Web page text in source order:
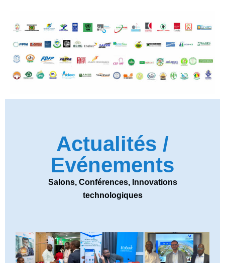
Actualités /
Evénements
Salons, Conférences, Innovations
technologiques